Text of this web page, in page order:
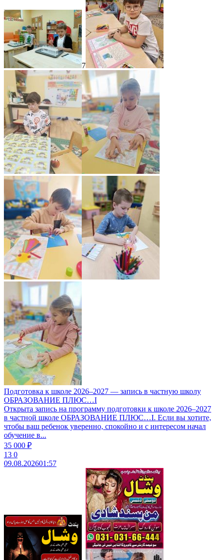
7
Подготовка к школе 2026–2027 — запись в частную школу
ОБРАЗОВАНИЕ ПЛЮС…I
Открыта запись на программу подготовки к школе 2026–2027
в частной школе ОБРАЗОВАНИЕ ПЛЮС…I. Если вы хотите,
чтобы ваш ребенок уверенно, спокойно и с интересом начал
обучение в...
35 000 ₽
13 0
09.08.202601:57